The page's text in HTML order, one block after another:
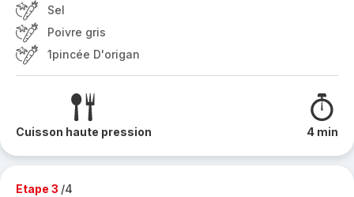
Sel
Poivre gris
1pincée D'origan
Cuisson haute pression 4 min
Etape 3 /4